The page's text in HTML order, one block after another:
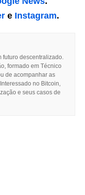
e Instagram.
descentralizado.
formado em Técnico
de acompanhar as
no Bitcoin,
e seus casos de